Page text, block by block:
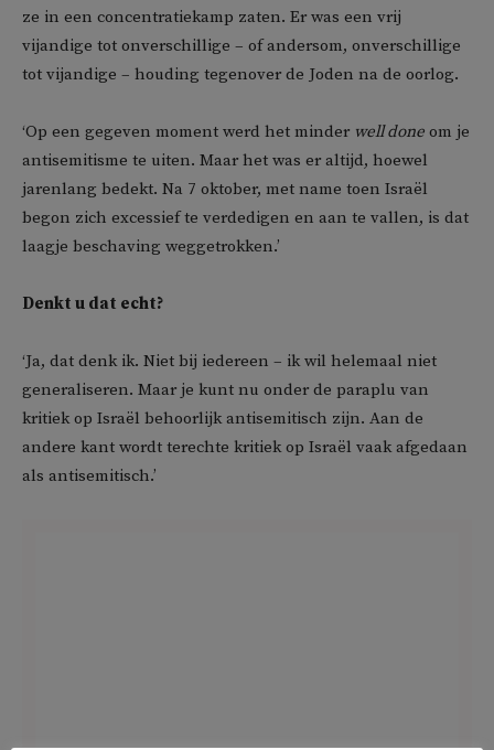
ze in een concentratiekamp zaten. Er was een vrij
vijandige tot onverschillige – of andersom, onverschillige
tot vijandige – houding tegenover de Joden na de oorlog.
‘Op een gegeven moment werd het minder well done om je
antisemitisme te uiten. Maar het was er altijd, hoewel
jarenlang bedekt. Na 7 oktober, met name toen Israël
begon zich excessief te verdedigen en aan te vallen, is dat
laagje beschaving weggetrokken.’
Denkt u dat echt?
‘Ja, dat denk ik. Niet bij iedereen – ik wil helemaal niet
generaliseren. Maar je kunt nu onder de paraplu van
kritiek op Israël behoorlijk antisemitisch zijn. Aan de
andere kant wordt terechte kritiek op Israël vaak afgedaan
als antisemitisch.’